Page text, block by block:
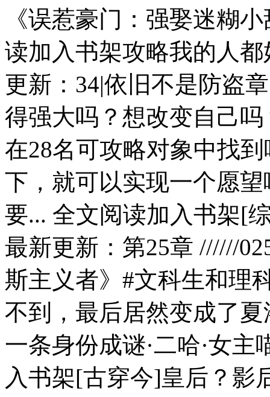
《误惹豪门：强娶迷糊
读加入书架攻略我的人
更新：34|依旧不是防盗
得强大吗？想改变自己
在28名可攻略对象中找
下，就可以实现一个愿
要... 全文阅读加入书架[
最新更新：第25章 //////
斯主义者》#文科生和理
不到，最后居然变成了
一条身份成谜·二哈·女主
入书架[古穿今]皇后？影